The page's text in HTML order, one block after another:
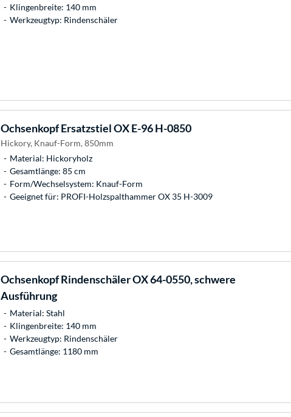
Klingenbreite: 140 mm
Werkzeugtyp: Rindenschäler
OchsenkopfErsatzstiel OX E-96 H-0850
Hickory, Knauf-Form, 850mm
Material: Hickoryholz
Gesamtlänge: 85 cm
Form/Wechselsystem: Knauf-Form
Geeignet für: PROFI-Holzspalthammer OX 35 H-3009
OchsenkopfRindenschäler OX 64-0550, schwere
Ausführung
Material: Stahl
Klingenbreite: 140 mm
Werkzeugtyp: Rindenschäler
Gesamtlänge: 1180 mm